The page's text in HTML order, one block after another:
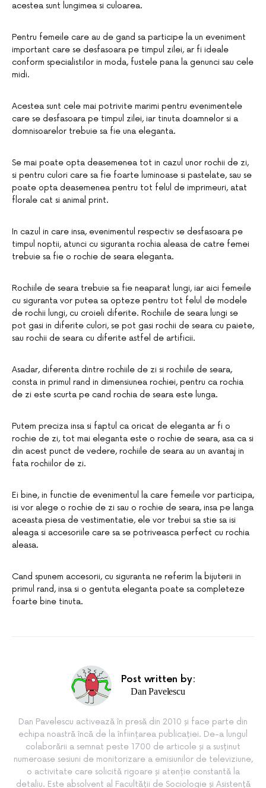
acestea sunt lungimea si culoarea.
Pentru femeile care au de gand sa participe la un eveniment
important care se desfasoara pe timpul zilei, ar fi ideale
conform specialistilor in moda, fustele pana la genunci sau cele
midi.
Acestea sunt cele mai potrivite marimi pentru evenimentele
care se desfasoara pe timpul zilei, iar tinuta doamnelor si a
domnisoarelor trebuie sa fie una eleganta.
Se mai poate opta deasemenea tot in cazul unor rochii de zi,
si pentru culori care sa fie foarte luminoase si pastelate, sau se
poate opta deasemenea pentru tot felul de imprimeuri, atat
florale cat si animal print.
In cazul in care insa, evenimentul respectiv se desfasoara pe
timpul noptii, atunci cu siguranta rochia aleasa de catre femei
trebuie sa fie o rochie de seara eleganta.
Rochiile de seara trebuie sa fie neaparat lungi, iar aici femeile
cu siguranta vor putea sa opteze pentru tot felul de modele
de rochii lungi, cu croieli diferite. Rochiile de seara lungi se
pot gasi in diferite culori, se pot gasi rochii de seara cu paiete,
sau rochii de seara cu diferite astfel de artificii.
Asadar, diferenta dintre rochiile de zi si rochiile de seara,
consta in primul rand in dimensiunea rochiei, pentru ca rochia
de zi este scurta pe cand rochia de seara este lunga.
Putem preciza insa si faptul ca oricat de eleganta ar fi o
rochie de zi, tot mai eleganta este o rochie de seara, asa ca si
din acest punct de vedere, rochiile de seara au un avantaj in
fata rochiilor de zi.
Ei bine, in functie de evenimentul la care femeile vor participa,
isi vor alege o rochie de zi sau o rochie de seara, insa pe langa
aceasta piesa de vestimentatie, ele vor trebui sa stie sa isi
aleaga si accesoriile care sa se potriveasca perfect cu rochia
aleasa.
Cand spunem accesorii, cu siguranta ne referim la bijuterii in
primul rand, insa si o gentuta eleganta poate sa completeze
foarte bine tinuta.
Post written by:
Dan Pavelescu
Dan Pavelescu activează în presă din 2010 și face parte din
echipa noastră încă de la înființarea publicației. De-a lungul
colaborării a semnat peste 1700 de articole și a susținut
numeroase sesiuni de monitorizare a emisiunilor de televiziune,
o activitate care solicită rigoare și atenție constantă la
detaliu. Este absolvent al Facultății de Sociologie și Asistență